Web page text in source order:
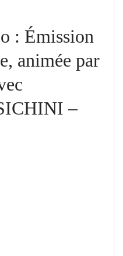
: Émission
animée par
–